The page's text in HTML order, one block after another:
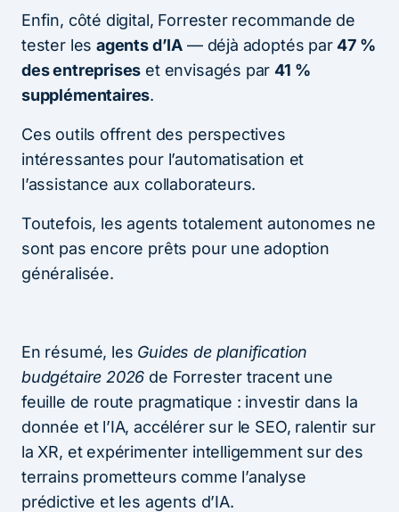
Enfin, côté digital, Forrester recommande de
tester lesagents d’IA — déjà adoptés par47 %
des entreprises et envisagés par41 %
supplémentaires.
Ces outils offrent des perspectives
intéressantes pour l’automatisation et
l’assistance aux collaborateurs.
Toutefois, les agents totalement autonomes ne
sont pas encore prêts pour une adoption
généralisée.
En résumé, les Guides de planification
budgétaire 2026 de Forrester tracent une
feuille de route pragmatique : investir dans la
donnée et l’IA, accélérer sur le SEO, ralentir sur
la XR, et expérimenter intelligemment sur des
terrains prometteurs comme l’analyse
prédictive et les agents d’IA.